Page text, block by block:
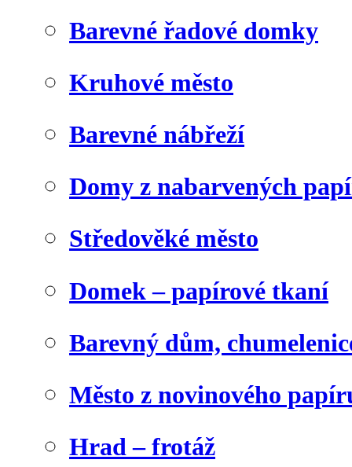
Barevné řadové domky
Kruhové město
Barevné nábřeží
Domy z nabarvených
Středověké město
Domek – papírové tkaní
Barevný dům,
Město z novinového
Hrad – frotáž